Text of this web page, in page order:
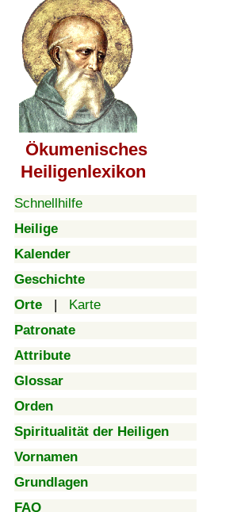
Ökumenisches
Heiligenlexikon
Schnellhilfe
Heilige
Kalender
Geschichte
Orte | Karte
Patronate
Attribute
Glossar
Orden
Spiritualität der Heiligen
Vornamen
Grundlagen
FAQ